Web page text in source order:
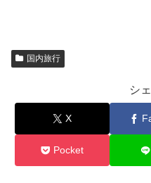
国内旅行
シ
X
Pocket